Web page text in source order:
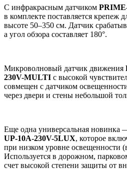
С инфракрасным датчиком
в комплекте поставляется крепеж
высоте 50–350 см. Датчик
а угол обзора составляет 180°.
Микроволновый датчик движения
230V-MULTI с высокой
совмещен с датчиком
через двери и стены небольшой
Еще одна универсальная новинка
UP-10A-230V-5LUX, которое
при низком уровне освещенности
Используется в дорожном,
счет высокой степени защиты от